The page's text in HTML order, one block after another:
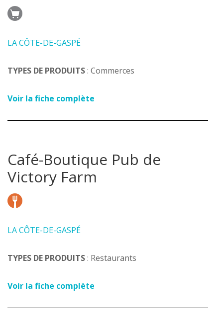
LA CÔTE-DE-GASPÉ
TYPES DE PRODUITS: Commerces
Voir la fiche complète
Café-Boutique Pub de
Victory Farm
LA CÔTE-DE-GASPÉ
TYPES DE PRODUITS: Restaurants
Voir la fiche complète